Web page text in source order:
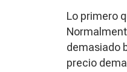
Lo primero
demasiado
precio